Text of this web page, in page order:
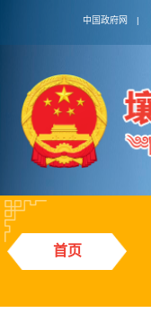
中国政府网 |
首页